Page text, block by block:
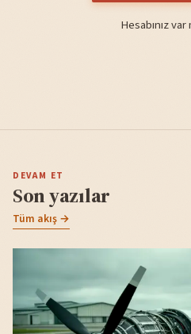
Hesabınız var
DEVAM ET
Son yazılar
Tüm akış →